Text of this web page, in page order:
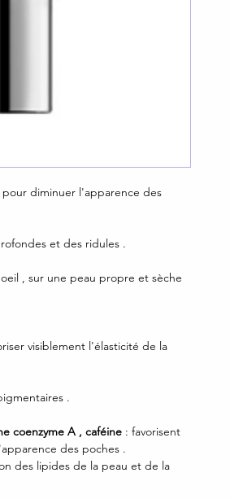
diminuer l'apparence des
et des ridules .
, sur une peau propre et sèche
visiblement l'élasticité de la
.
coenzyme A , caféine : favorisent
des poches .
des lipides de la peau et de la